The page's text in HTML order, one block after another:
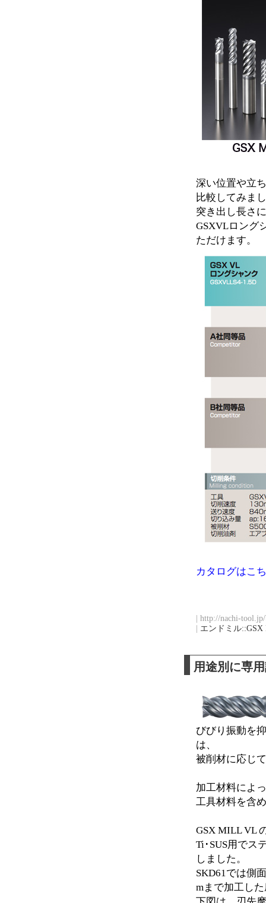
深い位置や立
比較してみま
突き出し長さ
GSXVLロング
ただけます。
カタログはこ
| http://nachi-
エンドミル
用途別に専
びびり振動を
は、
被削材に応じ
加工材料によ
工具材料を含
GSX MILL VL
Ti･SUS用でス
しました。
SKD61では側
mまで加工し